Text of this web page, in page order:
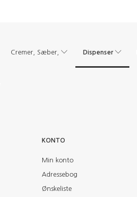
Cremer, Sæber, Dispenser
KONTO
Min konto
Adressebog
Ønskeliste